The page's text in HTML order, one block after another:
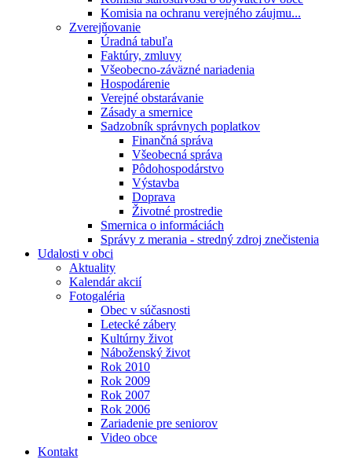
Komisia na ochranu verejného záujmu...
Zverejňovanie
Úradná tabuľa
Faktúry, zmluvy
Všeobecno-záväzné nariadenia
Hospodárenie
Verejné obstarávanie
Zásady a smernice
Sadzobník správnych poplatkov
Finančná správa
Všeobecná správa
Pôdohospodárstvo
Výstavba
Doprava
Životné prostredie
Smernica o informáciách
Správy z merania - stredný zdroj znečistenia
Udalosti v obci
Aktuality
Kalendár akcií
Fotogaléria
Obec v súčasnosti
Letecké zábery
Kultúrny život
Náboženský život
Rok 2010
Rok 2009
Rok 2007
Rok 2006
Zariadenie pre seniorov
Video obce
Kontakt